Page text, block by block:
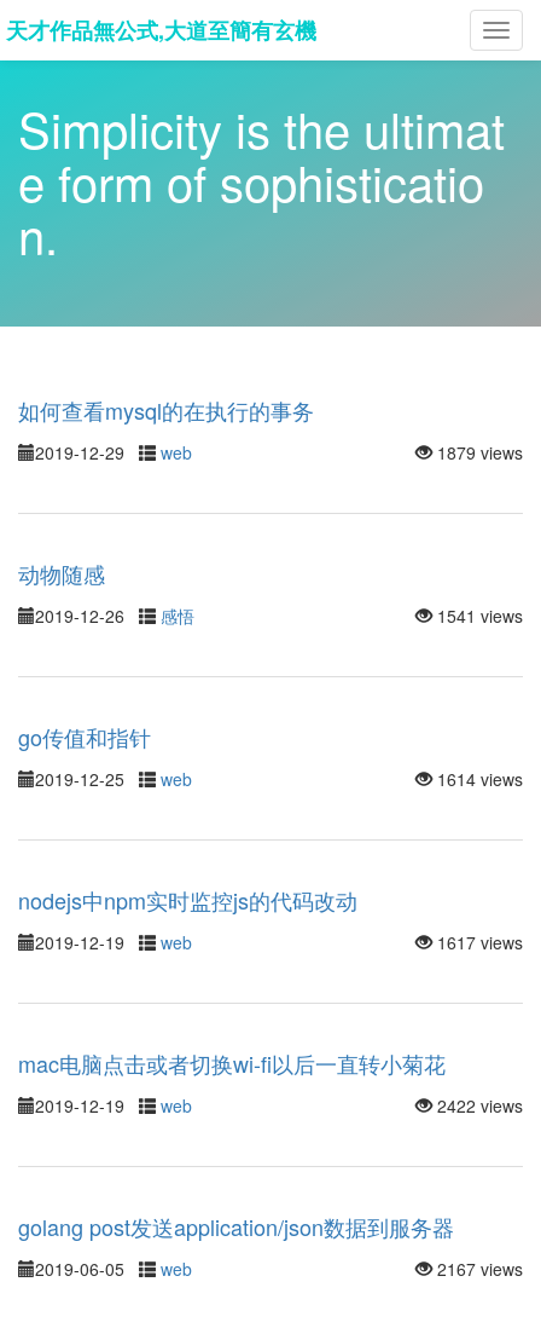
天才作品無公式,大道至簡有玄機
Simplicity is the ultimat
e form of sophisticatio
n.
如何查看mysql的在执行的事务
2019-12-29 web 1879 views
动物随感
2019-12-26 感悟 1541 views
go传值和指针
2019-12-25 web 1614 views
nodejs中npm实时监控js的代码改动
2019-12-19 web 1617 views
mac电脑点击或者切换wi-fi以后一直转小菊花
2019-12-19 web 2422 views
golang post发送application/json数据到服务器
2019-06-05 web 2167 views